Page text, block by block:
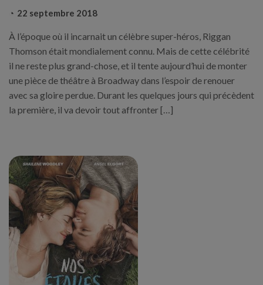
22 septembre 2018
À l’époque où il incarnait un célèbre super-héros, Riggan
Thomson était mondialement connu. Mais de cette célébrité
il ne reste plus grand-chose, et il tente aujourd’hui de monter
une pièce de théâtre à Broadway dans l’espoir de renouer
avec sa gloire perdue. Durant les quelques jours qui précèdent
la première, il va devoir tout affronter […]